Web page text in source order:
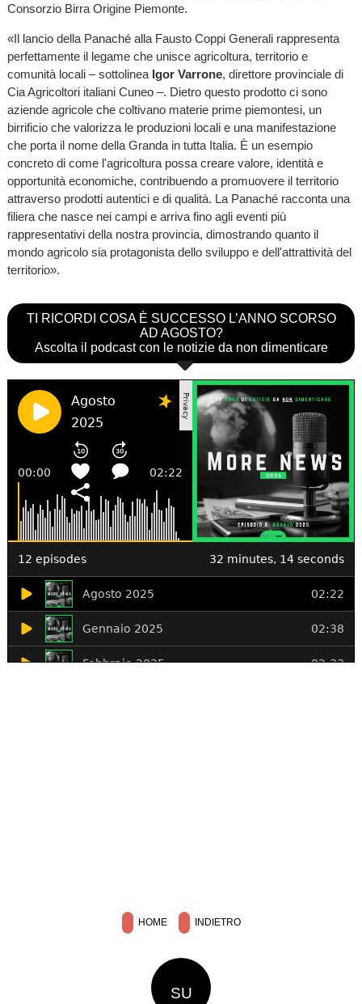
Consorzio Birra Origine Piemonte.
«Il lancio della Panaché alla Fausto Coppi Generali rappresenta
perfettamente il legame che unisce agricoltura, territorio e
comunità locali – sottolinea Igor Varrone, direttore provinciale di
Cia Agricoltori italiani Cuneo –. Dietro questo prodotto ci sono
aziende agricole che coltivano materie prime piemontesi, un
birrificio che valorizza le produzioni locali e una manifestazione
che porta il nome della Granda in tutta Italia. È un esempio
concreto di come l'agricoltura possa creare valore, identità e
opportunità economiche, contribuendo a promuovere il territorio
attraverso prodotti autentici e di qualità. La Panaché racconta una
filiera che nasce nei campi e arriva fino agli eventi più
rappresentativi della nostra provincia, dimostrando quanto il
mondo agricolo sia protagonista dello sviluppo e dell'attrattività del
territorio».
TI RICORDI COSA È SUCCESSO L’ANNO SCORSO
AD AGOSTO?
Ascolta il podcast con le notizie da non dimenticare
HOME INDIETRO
SU